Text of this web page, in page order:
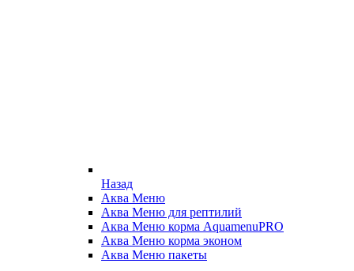
Назад
Аква Меню
Аква Меню для рептилий
Аква Меню корма AquamenuPRO
Аква Меню корма эконом
Аква Меню пакеты